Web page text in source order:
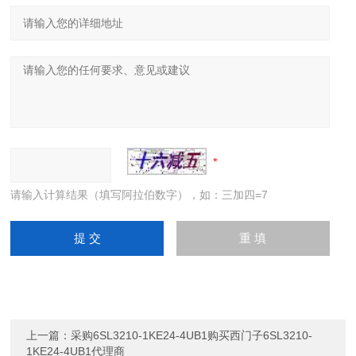
请输入计算结果（填写阿拉伯数字），如：三加四=7
上一篇：采购6SL3210-1KE24-4UB1购买西门子6SL3210-
1KE24-4UB1代理商